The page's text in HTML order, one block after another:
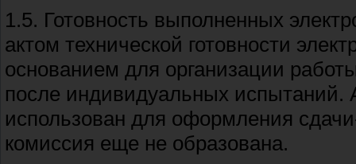
1.5. Готовность выполненных
актом технической готовности
основанием для организации
после индивидуальных испытаний.
использован для оформления
комиссия еще не образована.